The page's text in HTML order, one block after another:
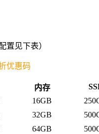
置见下表）
优惠码
内存
16GB
32GB
64GB